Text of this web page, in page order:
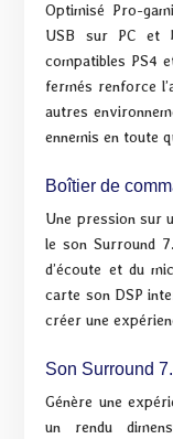
Optimisé Pro-
USB sur PC et
compatibles PS4
fermés renforce
autres
ennemis en toute
Boîtier de
Une pression sur
le son Surround
d’écoute et du
carte son DSP
créer une
Son Surround
Génère une
un rendu